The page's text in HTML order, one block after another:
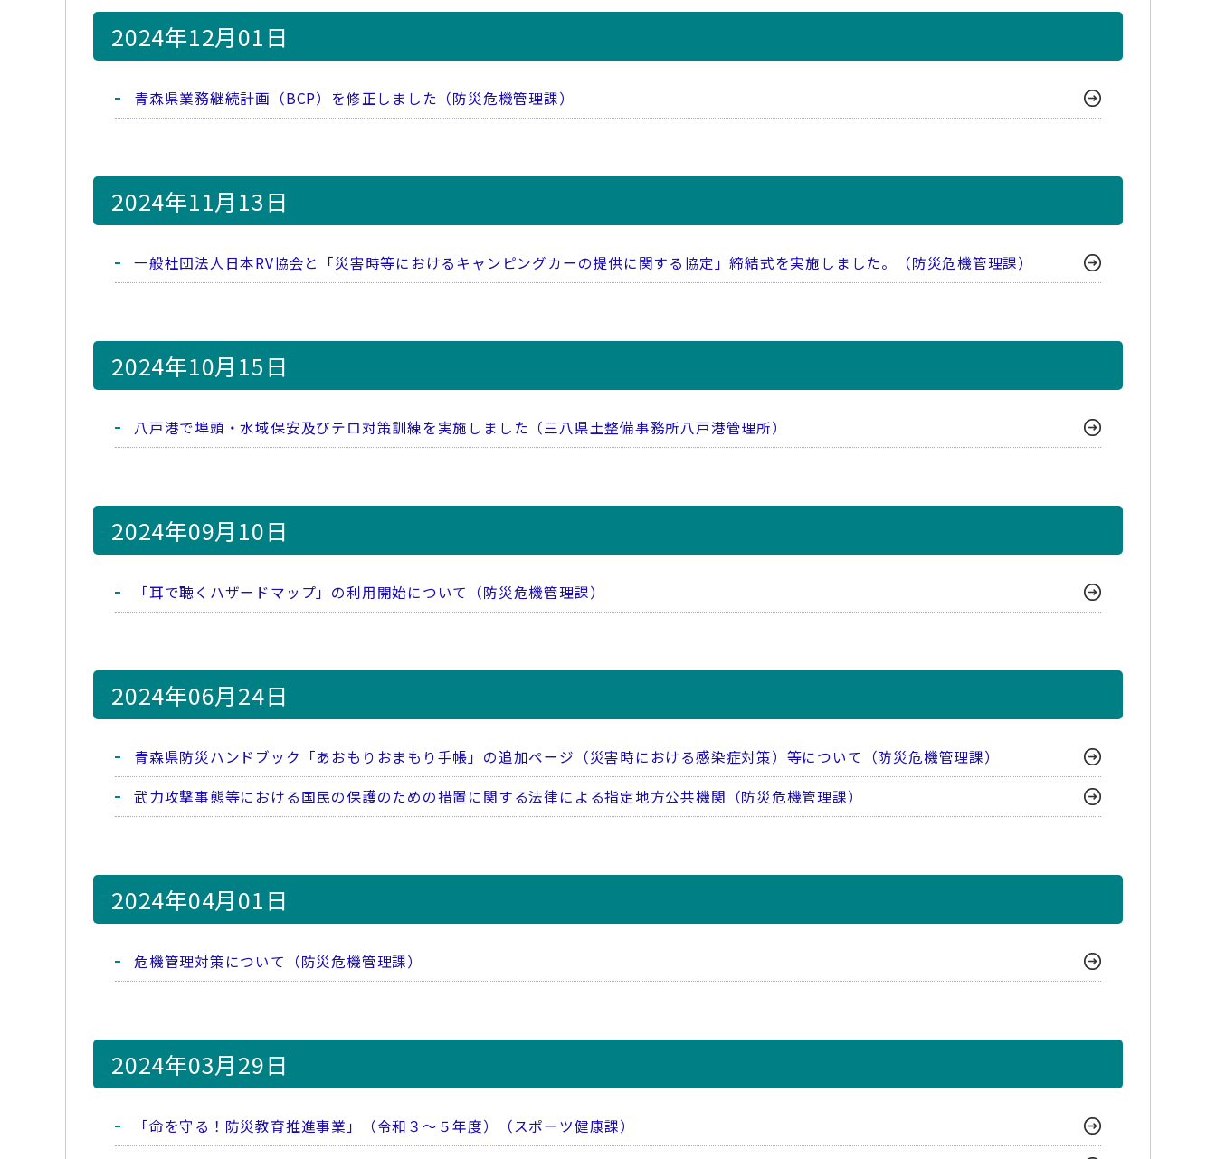
2024年12月01日
青森県業務継続計画（BCP）を修正しました（防災危機管理課）
2024年11月13日
一般社団法人日本RV協会と「災害時等におけるキャンピングカーの提供に関する協定」締結式を実施しました。（防災危機管理課）
2024年10月15日
八戸港で埠頭・水域保安及びテロ対策訓練を実施しました（三八県土整備事務所八戸港管理所）
2024年09月10日
「耳で聴くハザードマップ」の利用開始について（防災危機管理課）
2024年06月24日
青森県防災ハンドブック「あおもりおまもり手帳」の追加ページ（災害時における感染症対策）等について（防災危機管理課）
武力攻撃事態等における国民の保護のための措置に関する法律による指定地方公共機関（防災危機管理課）
2024年04月01日
危機管理対策について（防災危機管理課）
2024年03月29日
「命を守る！防災教育推進事業」（令和３～５年度）（スポーツ健康課）